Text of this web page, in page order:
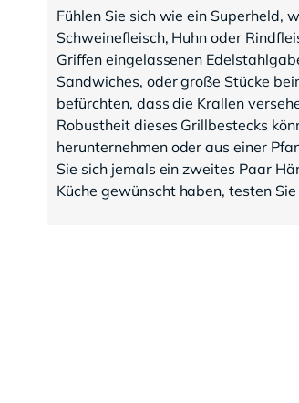
Fühlen Sie sich wie ein Superheld,
Schweinefleisch, Huhn oder
Griffen eingelassenen
Sandwiches, oder große Stücke
befürchten, dass die Krallen
Robustheit dieses Grillbestecks
herunternehmen oder aus einer
Sie sich jemals ein zweites Paar
Küche gewünscht haben, testen